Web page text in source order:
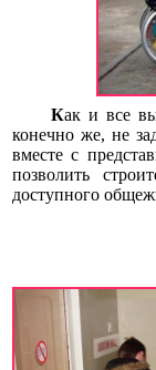
Как и все
конечно же, не
вместе с
позволить
доступного